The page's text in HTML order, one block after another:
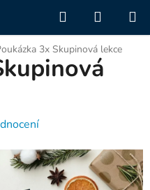
Hledat
KOŠÍK
3x Skupinová lekce